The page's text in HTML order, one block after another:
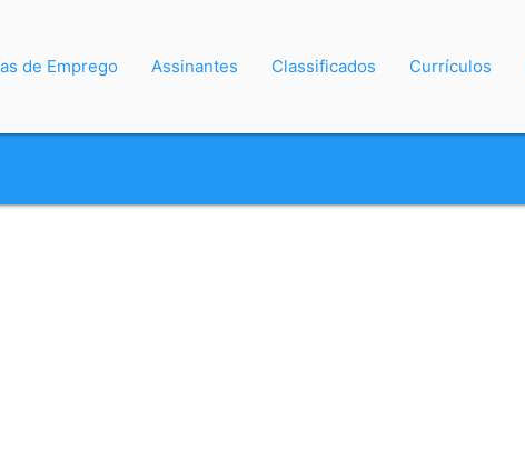
de Emprego Assinantes Classificados Currículos